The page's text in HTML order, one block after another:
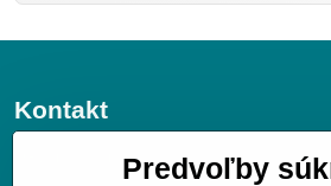
Kontakt
JGV trade s.r.o.Predvoľby